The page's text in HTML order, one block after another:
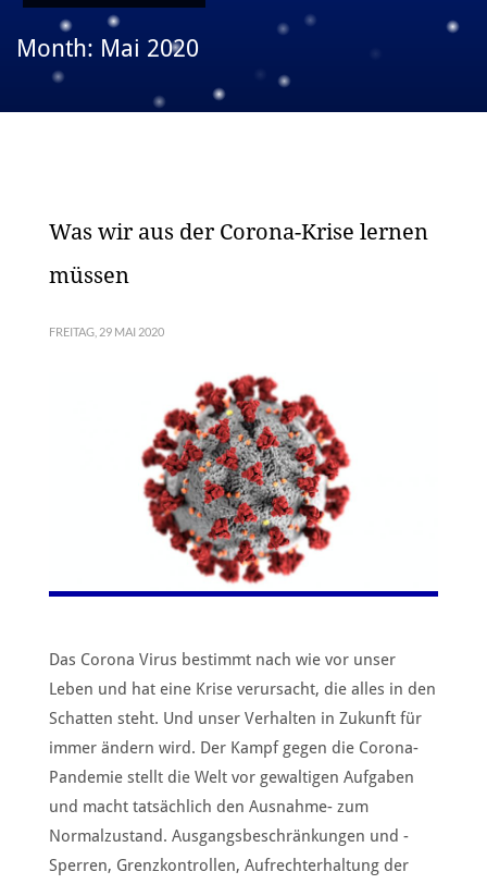
Month: Mai 2020
Was wir aus der Corona-Krise lernen
müssen
FREITAG, 29 MAI 2020
Das Corona Virus bestimmt nach wie vor unser
Leben und hat eine Krise verursacht, die alles in den
Schatten steht. Und unser Verhalten in Zukunft für
immer ändern wird. Der Kampf gegen die Corona-
Pandemie stellt die Welt vor gewaltigen Aufgaben
und macht tatsächlich den Ausnahme- zum
Normalzustand. Ausgangsbeschränkungen und -
Sperren, Grenzkontrollen, Aufrechterhaltung der